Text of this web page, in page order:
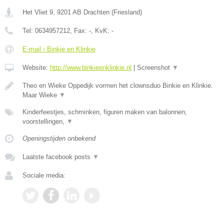
Het Vliet 9, 9201 AB Drachten (Friesland)
Tel: 0634957212, Fax: -, KvK: -
E-mail › Binkie en Klinkie
Website: http://www.binkieenklinkie.nl Screenshot ▼
Theo en Wieke Oppedijk vormen het clownsduo Binkie en Klinkie.
Maar Wieke ▼
Kinderfeestjes, schminken, figuren maken van balonnen,
voorstellingen, ▼
Openingstijden onbekend
Laatste facebook posts ▼
Sociale media: